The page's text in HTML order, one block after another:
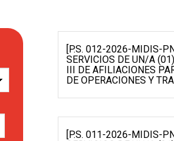
[P.S. 012-2026-MIDIS-
SERVICIOS DE UN/A
III DE AFILIACIONES
DE OPERACIONES Y
[P.S. 011-2026-MIDIS-